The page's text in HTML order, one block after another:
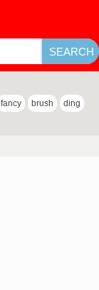
fancy brush ding